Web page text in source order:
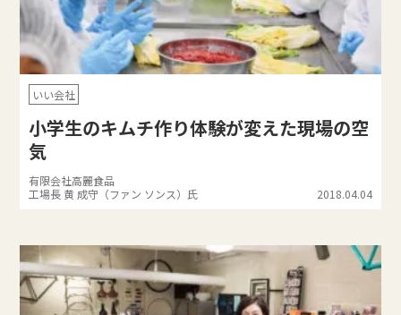
いい会社
小学生のキムチ作り体験が変えた現場の空
気
有限会社高麗食品
工場長 黄 成守（ファン ソンス）氏
2018.04.04